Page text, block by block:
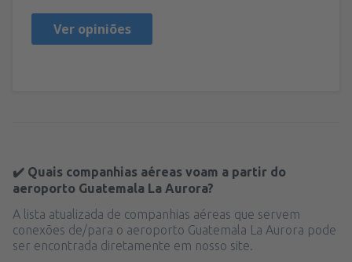
Ver opiniões
✔️ Quais companhias aéreas voam a partir do
aeroporto Guatemala La Aurora?
A lista atualizada de companhias aéreas que servem
conexões de/para o aeroporto Guatemala La Aurora pode
ser encontrada diretamente em nosso site.